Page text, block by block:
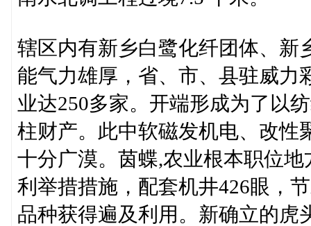
辖区内有新乡白鹭化纤团体、新
能气力雄厚，省、市、县驻威力
业达250多家。开端形成为了以
柱财产。此中软磁发机电、改性
十分广漠。茵蝶,农业根本职位
利举措措施，配套机井426眼，
品种获得遍及利用。新确立的虎